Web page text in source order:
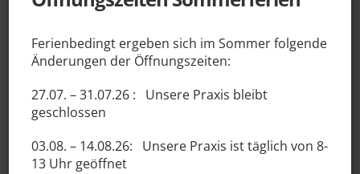
Fr 02.01. Praxis geschlossen
Ab dem 05.01.2026 starten wir mit Ihnen zu den
regulären Öffnungszeiten ins neue Jahr.
Besinnliche Feiertage mit Zeit zum
Zusammenkommen, Genießen und Kraft tanken, das
Ferienbedingt ergeben sich im Sommer folgende
Änderungen der Öffnungszeiten:
27.07. – 31.07.26 : Unsere Praxis bleibt
geschlossen
03.08. – 14.08.26: Unsere Praxis ist täglich von8-
13 Uhr geöffnet